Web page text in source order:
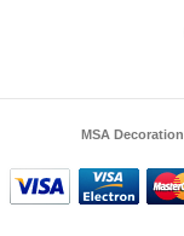
MSA Decoration